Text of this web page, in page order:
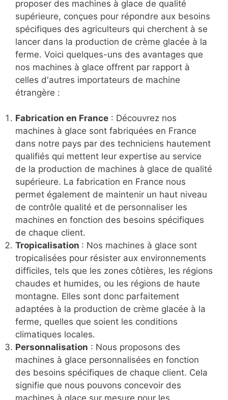
proposer des machines à glace de qualité
supérieure, conçues pour répondre aux besoins
spécifiques des agriculteurs qui cherchent à se
lancer dans la production de crème glacée à la
ferme. Voici quelques-uns des avantages que
nos machines à glace offrent par rapport à
celles d'autres importateurs de machine
étrangère :
Fabrication en France : Découvrez nos
machines à glace sont fabriquées en France
dans notre pays par des techniciens hautement
qualifiés qui mettent leur expertise au service
de la production de machines à glace de qualité
supérieure. La fabrication en France nous
permet également de maintenir un haut niveau
de contrôle qualité et de personnaliser les
machines en fonction des besoins spécifiques
de chaque client.
Tropicalisation : Nos machines à glace sont
tropicalisées pour résister aux environnements
difficiles, tels que les zones côtières, les régions
chaudes et humides, ou les régions de haute
montagne. Elles sont donc parfaitement
adaptées à la production de crème glacée à la
ferme, quelles que soient les conditions
climatiques locales.
Personnalisation : Nous proposons des
machines à glace personnalisées en fonction
des besoins spécifiques de chaque client. Cela
signifie que nous pouvons concevoir des